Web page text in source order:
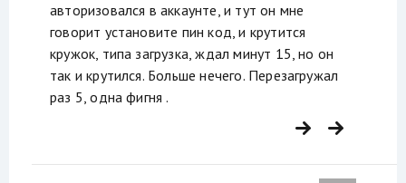
авторизовался в аккаунте, и тут он мне
говорит установите пин код, и крутится
кружок, типа загрузка, ждал минут 15, но он
так и крутился. Больше нечего. Перезагружал
раз 5, одна фигня .